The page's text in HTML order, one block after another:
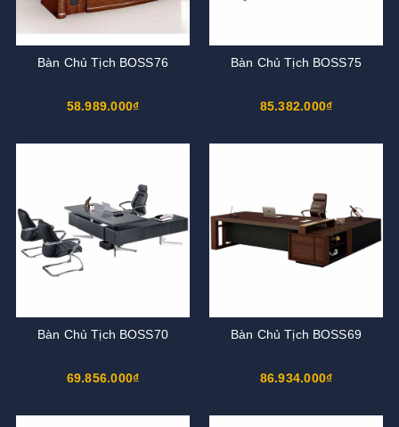
Bàn Chủ Tịch BOSS76
58.989.000₫
Bàn Chủ Tịch BOSS75
85.382.000₫
Bàn Chủ Tịch BOSS70
69.856.000₫
Bàn Chủ Tịch BOSS69
86.934.000₫